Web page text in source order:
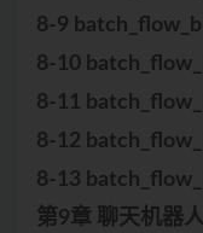
8-9
8-10
8-11
8-12
8-13
第9章 聊天机器